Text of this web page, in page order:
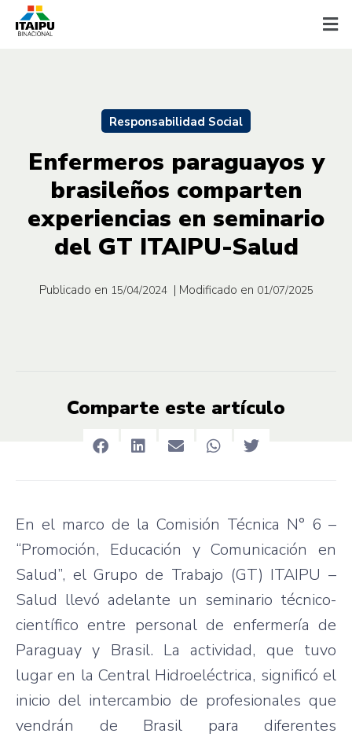
Responsabilidad Social
Enfermeros paraguayos y
brasileños comparten
experiencias en seminario
del GT ITAIPU-Salud
Publicado en 15/04/2024 | Modificado en 01/07/2025
Comparte este artículo
En el marco de la Comisión Técnica N° 6 –
“Promoción, Educación y Comunicación en
Salud”, el Grupo de Trabajo (GT) ITAIPU –
Salud llevó adelante un seminario técnico-
científico entre personal de enfermería de
Paraguay y Brasil. La actividad, que tuvo
lugar en la Central Hidroeléctrica, significó el
inicio del intercambio de profesionales que
vendrán de Brasil para diferentes